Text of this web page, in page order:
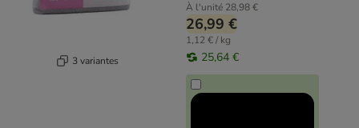
3 variantes
À l'unité 28,98 €
26,99 €
1,12 € / kg
25,64 €